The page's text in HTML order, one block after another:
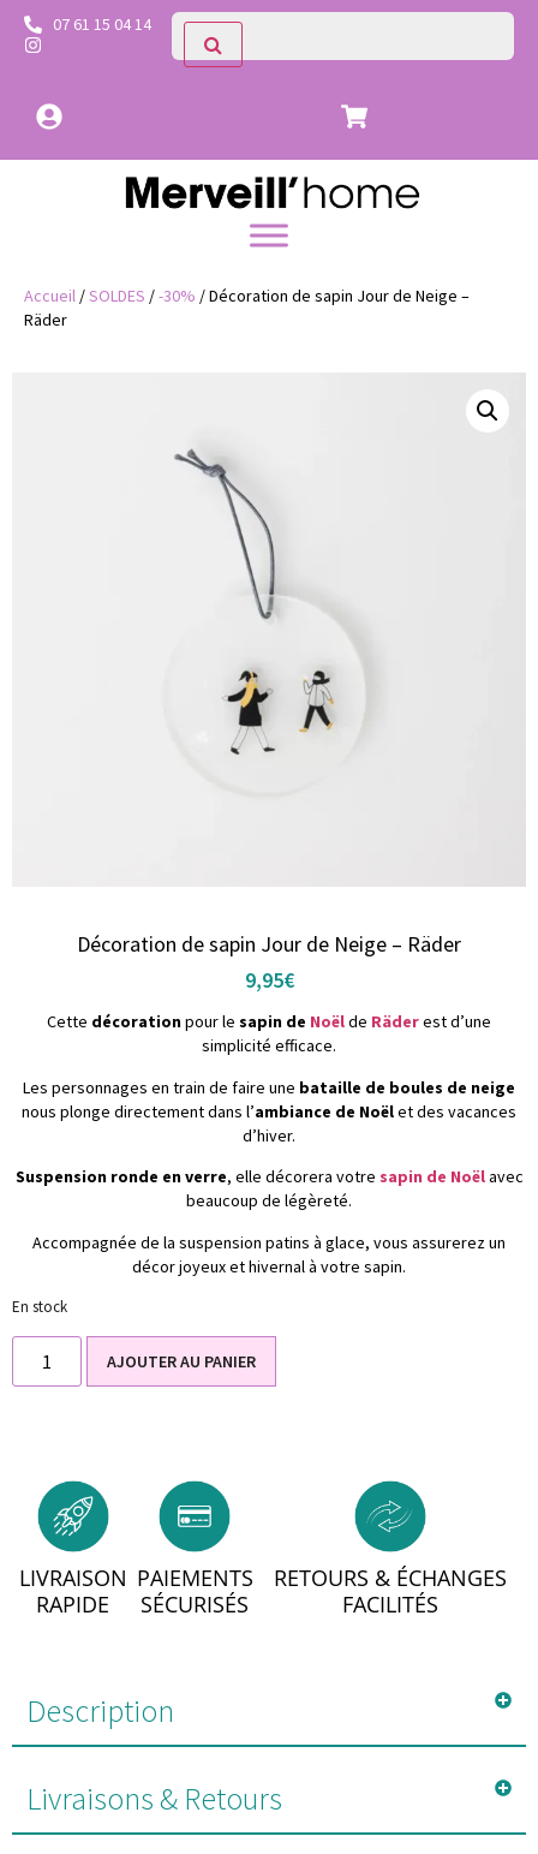
07 61 15 04 14
Accueil /SOLDES /-30% / Décoration de sapin Jour de Neige –
Räder
Décoration de sapin Jour de Neige – Räder
9,95€
Cette décorationpour le sapin de Noëlde Räderest d’une
simplicité efficace.
Les personnages en train de faire une bataille de boules de neige
nous plonge directement dans l’ambiance de Noëlet des vacances
d’hiver.
Suspension ronde en verre, elle décorera votre sapin de Noëlavec
beaucoup de légèreté.
Accompagnée de la suspension patins à glace, vous assurerez un
décor joyeux et hivernal à votre sapin.
En stock
AJOUTER AU PANIER
LIVRAISON
RAPIDE
PAIEMENTS
SÉCURISÉS
RETOURS & ÉCHANGES
FACILITÉS
Description
Livraisons & Retours